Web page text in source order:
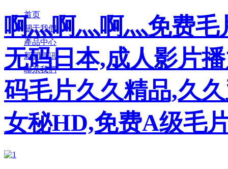
啊灬啊灬啊灬免费
无码日本,成人影片
码毛片久久精品,久
女秘HD,免费A级毛
首页
關于我們
產品中心
新聞資訊
聯系我們